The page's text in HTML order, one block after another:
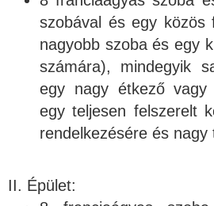
szobával és egy közös
nagyobb szoba és egy
számára), mindegyik
egy nagy étkező vagy
egy teljesen felszerelt
rendelkezésére és nagy
II. Épület: